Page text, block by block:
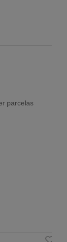
parcelas